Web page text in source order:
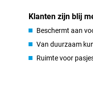
Klanten zijn blij
Beschermt aan
Van duurzaam
Ruimte voor